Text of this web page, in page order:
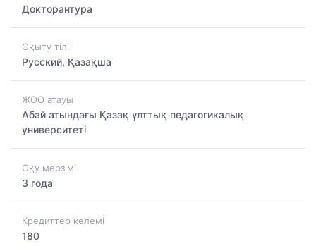
Докторантура
Оқыту тілі
Русский, Қазақша
ЖОО атауы
Абай атындағы Қазақ ұлттық педагогикалық
университеті
Оқу мерзімі
3 года
Кредиттер көлемі
180